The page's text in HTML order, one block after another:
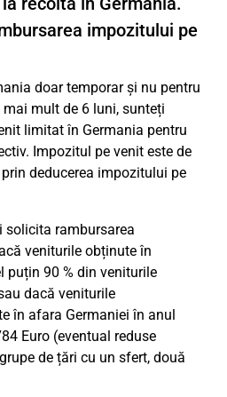
impozitului pe
doar temporar și nu pentru
mult de 6 luni, sunteți
limitat în Germania pentru
Impozitul pe venit este de
deducerea impozitului pe
solicita rambursarea
veniturile obținute în
puțin 90 % din veniturile
dacă veniturile
în afara Germaniei în anul
Euro (eventual reduse
de țări cu un sfert, două